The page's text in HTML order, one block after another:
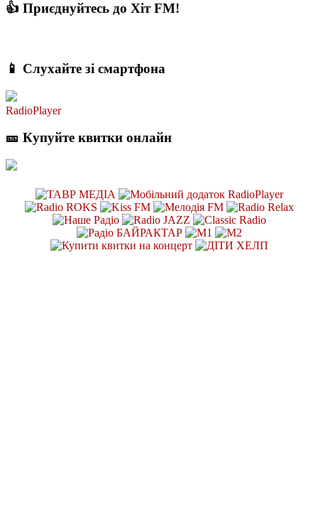
👍 Приєднуйтесь до Хіт FM!
📱 Слухайте зі смартфона
RadioPlayer
🎫 Купуйте квитки онлайн